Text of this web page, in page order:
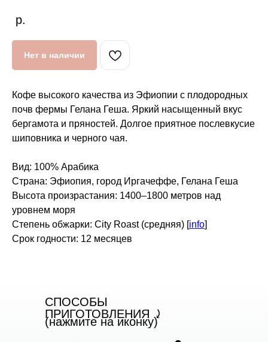
р.
Нет в наличии
Кофе высокого качества из Эфиопии с плодородных
почв фермы Гелана Геша. Яркий насыщенный вкус
бергамота и пряностей. Долгое приятное послевкусие
шиповника и черного чая.
Вид: 100% Арабика
Страна: Эфиопия, город Иргачеффе, Гелана Геша
Высота произрастания: 1400–1800 метров над
уровнем моря
Степень обжарки: City Roast (средняя) [info]
Срок годности: 12 месяцев
CПОСОБЫ
ПРИГОТОВЛЕНИЯ ⤸
(нажмите на иконку)